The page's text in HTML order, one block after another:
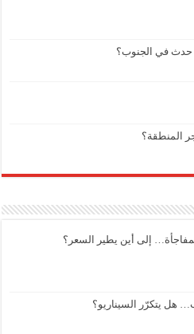
حدث في الجنوب؟
المنطقة؟
إلى أين يطير السعر؟
هل يتكرّر السيناريو؟